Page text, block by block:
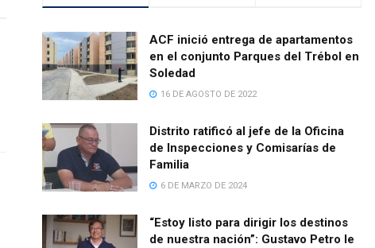
ACF inició entrega de apartamentos
en el conjunto Parques del Trébol en
Soledad
16 DE AGOSTO DE 2022
Distrito ratificó al jefe de la Oficina
de Inspecciones y Comisarías de
Familia
6 DE MARZO DE 2024
“Estoy listo para dirigir los destinos
de nuestra nación”: Gustavo Petro le